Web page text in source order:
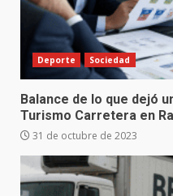
Deporte Sociedad
Balance de lo que dejó
Turismo Carretera en
31 de octubre de 2023